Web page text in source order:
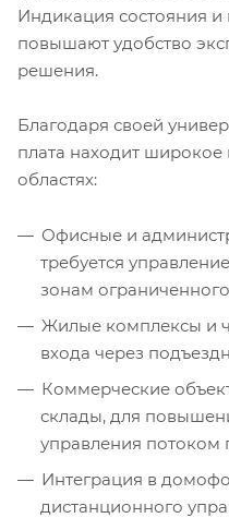
Индикация состояния
повышают удобство
решения.
Благодаря своей
плата находит
областях:
Офисные и
требуется
зонам
Жилые комплексы и
входа через
Коммерческие
склады, для
управления потоком
Интеграция в
дистанционного